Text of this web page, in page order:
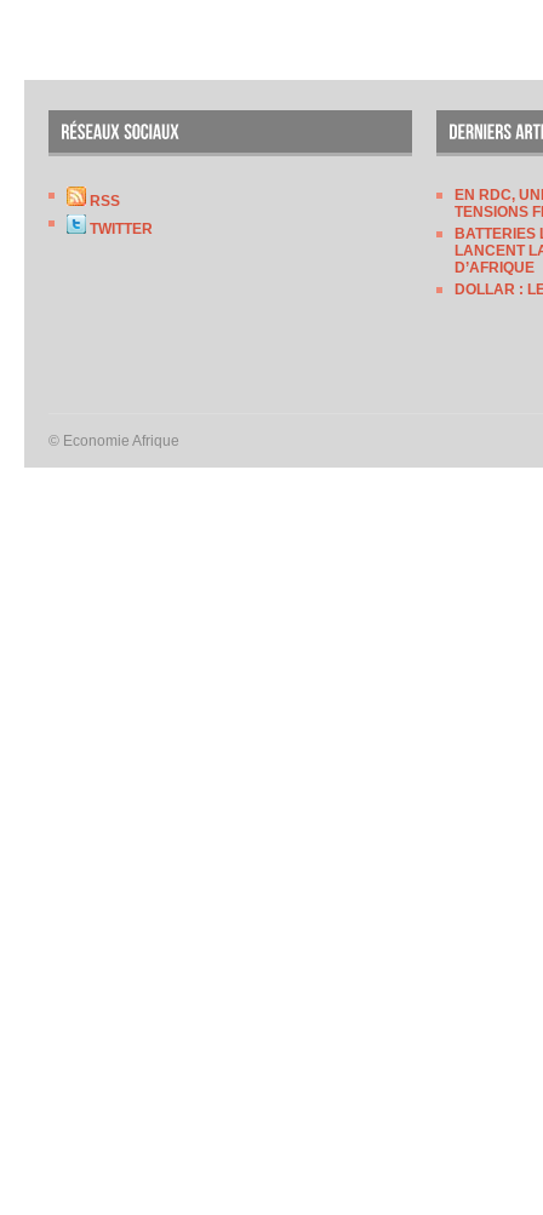
RSS
TWITTER
EN RDC,
TENSIONS
BATTERIES
LANCENT
D’AFRIQUE
DOLLAR :
© Economie Afrique